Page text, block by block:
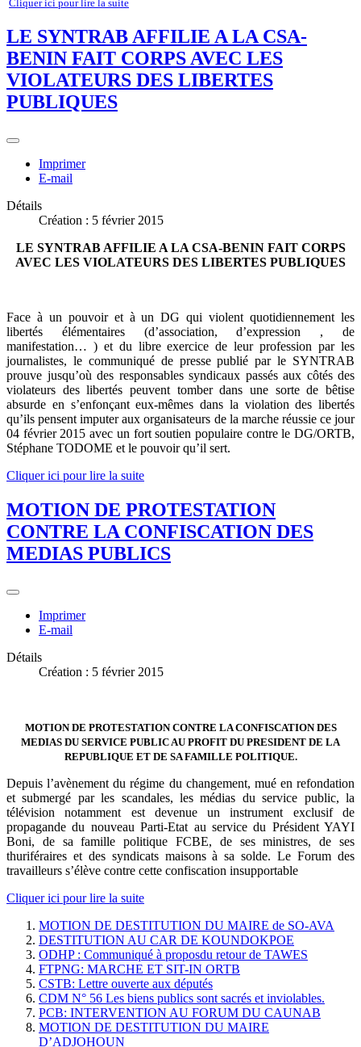
Cliquer ici pour lire la suite
LE SYNTRAB AFFILIE A LA CSA-
BENIN FAIT CORPS AVEC LES
VIOLATEURS DES LIBERTES
PUBLIQUES
Imprimer
E-mail
Détails
Création : 5 février 2015
LE SYNTRAB AFFILIE A LA CSA-BENIN FAIT CORPS
AVEC LES VIOLATEURS DES LIBERTES PUBLIQUES
Face à un pouvoir et à un DG qui violent quotidiennement les
libertés élémentaires (d’association, d’expression , de
manifestation… ) et du libre exercice de leur profession par les
journalistes, le communiqué de presse publié par le SYNTRAB
prouve jusqu’où des responsables syndicaux passés aux côtés des
violateurs des libertés peuvent tomber dans une sorte de bêtise
absurde en s’enfonçant eux-mêmes dans la violation des libertés
qu’ils pensent imputer aux organisateurs de la marche réussie ce jour
04 février 2015 avec un fort soutien populaire contre le DG/ORTB,
Stéphane TODOME et le pouvoir qu’il sert.
Cliquer ici pour lire la suite
MOTION DE PROTESTATION
CONTRE LA CONFISCATION DES
MEDIAS PUBLICS
Imprimer
E-mail
Détails
Création : 5 février 2015
MOTION DE PROTESTATION CONTRE LA CONFISCATION DES
MEDIAS DU SERVICE PUBLIC AU PROFIT DU PRESIDENT DE LA
REPUBLIQUE ET DE SA FAMILLE POLITIQUE.
Depuis l’avènement du régime du changement, mué en refondation
et submergé par les scandales, les médias du service public, la
télévision notamment est devenue un instrument exclusif de
propagande du nouveau Parti-Etat au service du Président YAYI
Boni, de sa famille politique FCBE, de ses ministres, de ses
thuriféraires et des syndicats maisons à sa solde. Le Forum des
travailleurs s’élève contre cette confiscation insupportable
Cliquer ici pour lire la suite
MOTION DE DESTITUTION DU MAIRE de SO-AVA
DESTITUTION AU CAR DE KOUNDOKPOE
ODHP : Communiqué à proposdu retour de TAWES
FTPNG: MARCHE ET SIT-IN ORTB
CSTB: Lettre ouverte aux députés
CDM N° 56 Les biens publics sont sacrés et inviolables.
PCB: INTERVENTION AU FORUM DU CAUNAB
MOTION DE DESTITUTION DU MAIRE
D’ADJOHOUN